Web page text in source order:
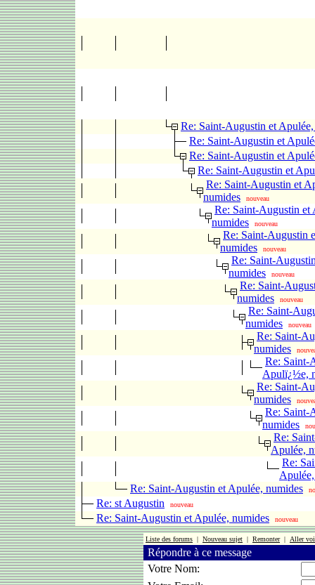
Re: Saint-Augustin et
Re: Saint-Augustin et
Re: Saint-Augustin et
Re: Saint-Augustin et
Re: Saint-Augustin et
numides
nouveau
Re: Saint-Augustin et
numides
nouveau
Re: Saint-Augustin
numides
nouveau
Re: Saint-
numides
nouveau
Re: Saint-
numides
nouveau
Re: Saint-
numides
nouveau
Re: Saint-
numides
Re: Saint-
Apulï¿½e,
Re: Saint-
numides
Re: Saint-
numides
Re:
Apulée,
Re:
Re: Saint-Augustin et Apulée, numides
Re: st Augustin nouveau
Re: Saint-Augustin et Apulée, numides nouveau
Liste des forums | Nouveau sujet | Remonter| Aller
Répondre à ce message
Votre Nom: